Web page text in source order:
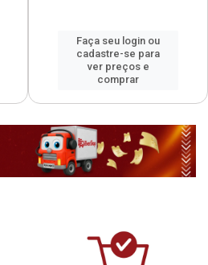
Faça seu login ou
cadastre-se para
ver preços e
comprar